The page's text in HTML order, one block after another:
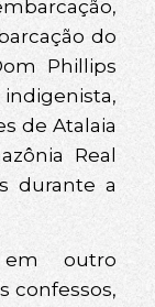
do
Phillips
de Atalaia
Real
durante a
outro
confessos,